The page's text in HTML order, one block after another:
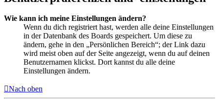
Wie kann ich meine Einstellungen ändern?
Wenn du dich registriert hast, werden alle deine Einstellungen
in der Datenbank des Boards gespeichert. Um diese zu
ändern, gehe in den „Persönlichen Bereich“; der Link dazu
wird meist oben auf der Seite angezeigt, wenn du auf deinen
Benutzernamen klickst. Dort kannst du alle deine
Einstellungen ändern.
Nach oben